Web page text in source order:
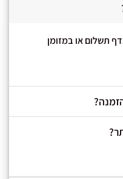
תשלום או במזומן